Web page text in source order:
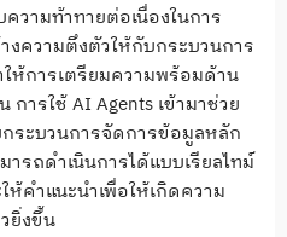
วามท้าทายต่อเนื่องในการ
ความตึงตัวให้กับกระบวนการ
ห้การเตรียมความพร้อมด้าน
ารใช้ AI Agents เข้ามาช่วย
ระบวนการจัดการข้อมูลหลัก
รถดำเนินการได้แบบเรียลไทม์
คำแนะนำเพื่อให้เกิดความ
ยิ่งขึ้น